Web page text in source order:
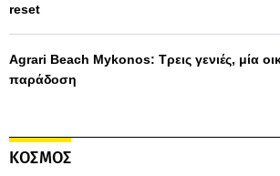
reset
Agrari Beach Mykonos: Τρεις γενιές, μία
παράδοση
ΚΟΣΜΟΣ